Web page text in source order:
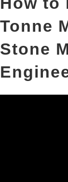
Tonne
Stone